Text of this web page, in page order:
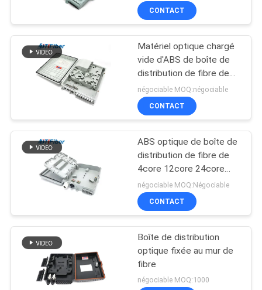
CONTACT
Matériel optique chargé
vide d'ABS de boîte de
distribution de fibre de
noyau extérieur de FTTH
16 plein
négociable MOQ:négociable
CONTACT
ABS optique de boîte de
distribution de fibre de
4core 12core 24core
48core
négociable MOQ:Négociable
CONTACT
Boîte de distribution
optique fixée au mur de
fibre
négociable MOQ:1000